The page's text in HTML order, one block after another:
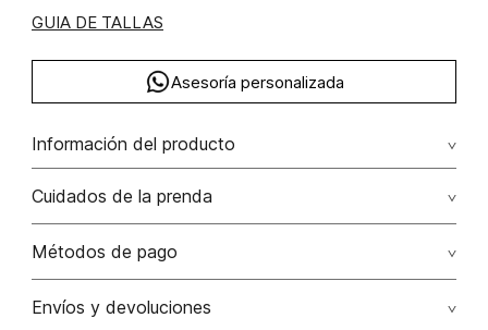
GUIA DE TALLAS
Asesoría personalizada
Información del producto
Minifalda cinco bolsillos cinta studio f algodón 100%
Cuidados de la prenda
Lavado a máquina máximo a 30°c / centrifugar / secar
No usar lejia
Métodos de pago
Tarjetas de crédito: Visa, Dinners, Master Card y American
Envíos y devoluciones